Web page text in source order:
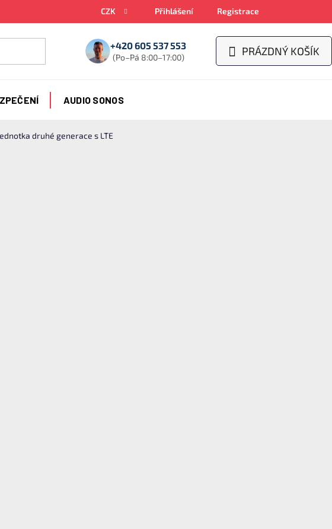
CZK Přihlášení Registrace
+420 605 537 553
(Po–Pá 8:00–17:00)
NÁKUPNÍ
PRÁZDNÝ KOŠÍK
AUDIO SONOS
druhé generace s LTE